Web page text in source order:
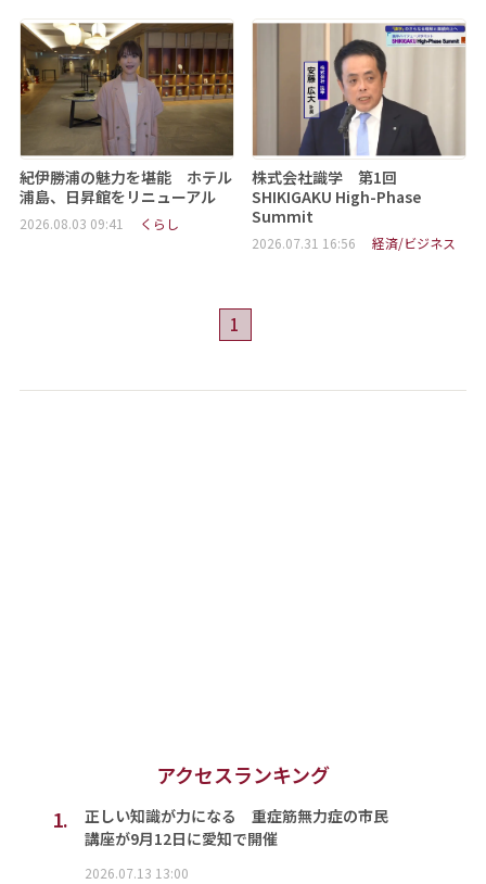
紀伊勝浦の魅力を堪能 ホテル
浦島、日昇館をリニューアル
2026.08.03 09:41 くらし
株式会社識学 第1回
SHIKIGAKU High-Phase
Summit
2026.07.31 16:56 経済/ビジネス
1
アクセスランキング
1.
正しい知識が力になる 重症筋無力症の市民
講座が9月12日に愛知で開催
2026.07.13 13:00